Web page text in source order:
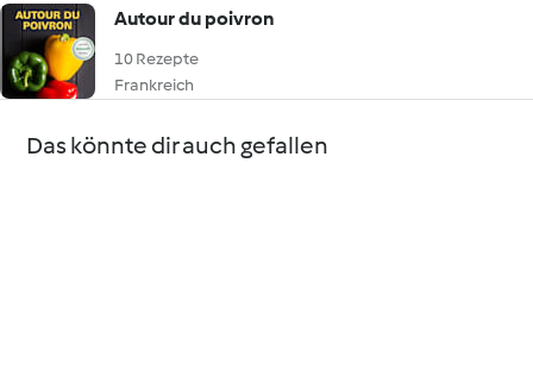
Autour du poivron
10 Rezepte
Frankreich
Das könnte dir auch gefallen